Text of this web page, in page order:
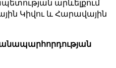
արևելքում
Կիվու և Հարավային